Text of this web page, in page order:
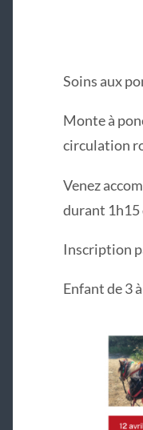
Soins aux
Monte à
circulation
Venez
durant 1h15
Inscription
Enfant de 3